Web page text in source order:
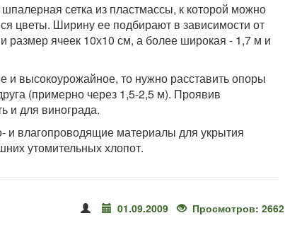
сетка из пластмассы, к которой можно
цветы. Ширину ее подбирают в зависимости от
размер ячеек 10х10 см, а более широкая - 1,7 м и
и высокоурожайное, то нужно расставить опоры
(примерно через 1,5-2,5 м). Проявив
и для винограда.
и влагопроводящие материалы для укрытия
утомительных хлопот.
01.09.2009 Просмотров: 2662